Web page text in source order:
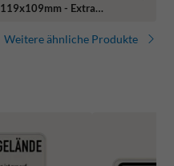
119x109mm - Extra
Weitere ähnliche Produkte